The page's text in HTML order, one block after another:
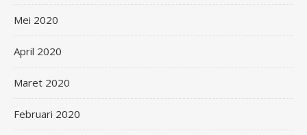
Mei 2020
April 2020
Maret 2020
Februari 2020